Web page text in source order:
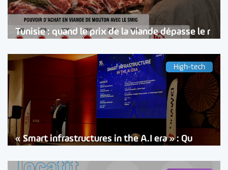
Tunisie : quand le prix de la viande dépasse le r
High-tech
« Smart infrastructures in the A.I era » : Qu